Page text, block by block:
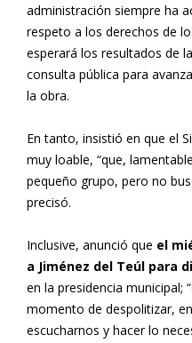
administración siempre ha
respeto a los derechos de
esperará los resultados de
consulta pública para
la obra.
En tanto, insistió en que el
muy loable, “que,
pequeño grupo, pero no
precisó.
Inclusive, anunció que el
a Jiménez del Teúl para
en la presidencia municipal;
momento de despolitizar,
escucharnos y hacer lo